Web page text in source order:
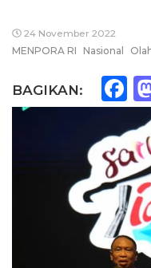
24 November 2022
MENPORA RI
Nasional
BAGIKAN: